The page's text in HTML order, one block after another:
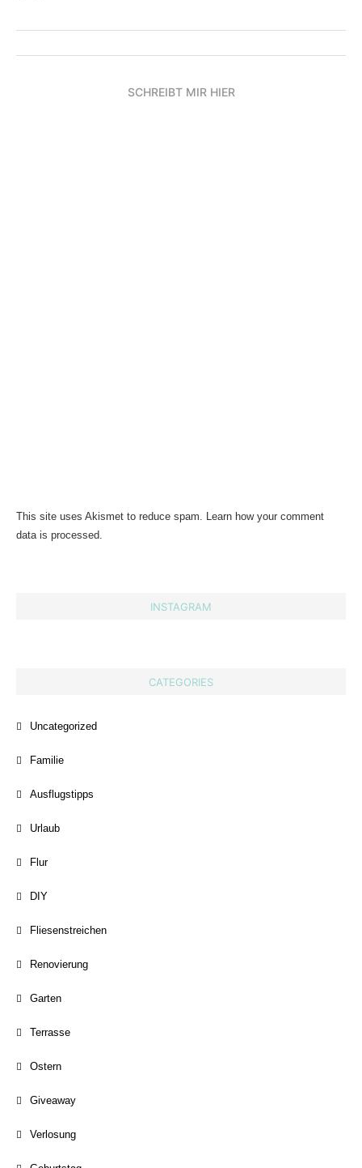
SCHREIBT MIR HIER
This site uses Akismet to reduce spam. Learn how your comment
data is processed.
INSTAGRAM
CATEGORIES
Uncategorized
Familie
Ausflugstipps
Urlaub
Flur
DIY
Fliesenstreichen
Renovierung
Garten
Terrasse
Ostern
Giveaway
Verlosung